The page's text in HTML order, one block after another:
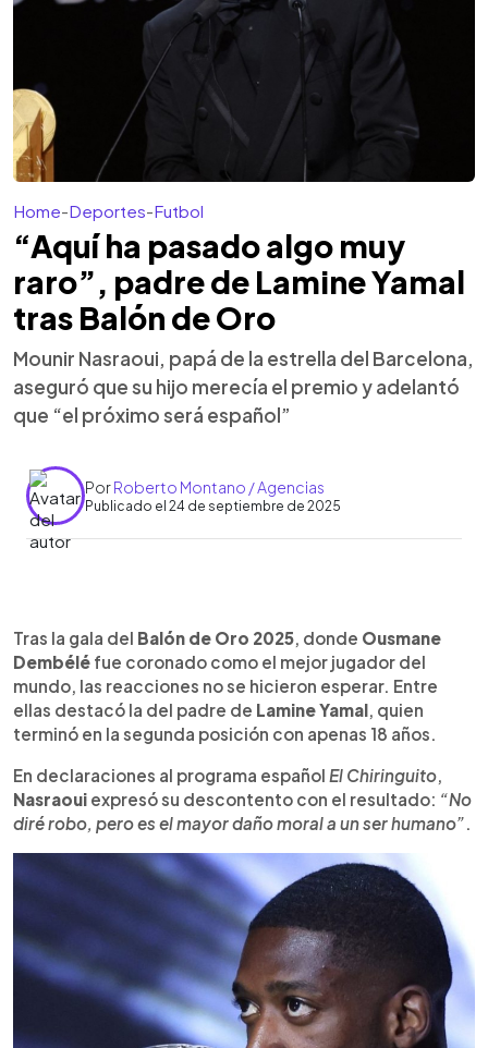
Home-Deportes-Futbol
“Aquí ha pasado algo muy
raro”, padre de Lamine Yamal
tras Balón de Oro
Mounir Nasraoui, papá de la estrella del Barcelona,
aseguró que su hijo merecía el premio y adelantó
que “el próximo será español”
PorRoberto Montano / Agencias
Publicado el 24 de septiembre de 2025
Escuchar artículo
El padre de Lamine Yamal, Nasraoui, expresó su
inconformidad tras el Balón de Oro 2025, en el
que su hijo quedó segundo detrás de Ousmane
Dembélé. En declaraciones a *El Chiringuito*,
aseguró: “No diré robo, pero es el mayor daño
moral a un ser humano”. Añadió que considera a
Yamal “el mejor jugador del mundo con mucha
diferencia, no porque sea mi hijo, sino porque no
tiene rivales”. También insinuó irregularidades al
aunque se mostró optimista: “El próximo año será
el Balón de Oro español”.
Tras la gala del Balón de Oro 2025, donde Ousmane
Dembélé fue coronado como el mejor jugador del
mundo, las reacciones no se hicieron esperar. Entre
ellas destacó la del padre de Lamine Yamal, quien
terminó en la segunda posición con apenas 18 años.
En declaraciones al programa español El Chiringuito,
Nasraoui expresó su descontento con el resultado: “No
diré robo, pero es el mayor daño moral a un ser humano”.